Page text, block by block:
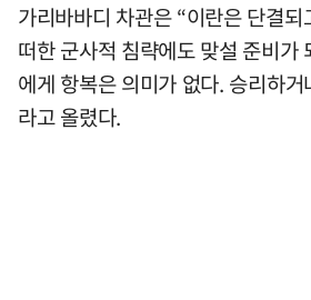
가리바바디 차관은 “이란은 단결
떠한 군사적 침략에도 맞설 준비가
에게 항복은 의미가 없다. 승리하
라고 올렸다.